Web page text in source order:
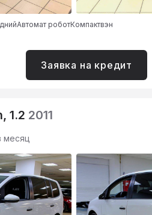
Автомат роботКомпактвэн
Заявка на кредит
1.2 2011
месяц